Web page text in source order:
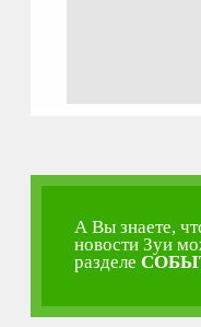
А Вы знаете,
новости Зуи
разделе